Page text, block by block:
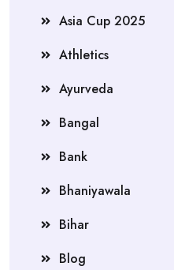
Asia Cup 2025
Athletics
Ayurveda
Bangal
Bank
Bhaniyawala
Bihar
Blog